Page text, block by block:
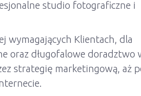
studio fotograficzne i
wymagających Klientach, dla
oraz długofalowe doradztwo
strategię marketingową, aż